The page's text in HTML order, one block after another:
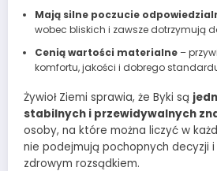
Mają silne poczucie
wobec bliskich i zawsze dotrzymują
Cenią wartości materialne–
komfortu, jakości i dobrego
Żywioł Ziemi sprawia, że Byki są
stabilnych i przewidywalnych
osoby, na które można liczyć w
nie podejmują pochopnych decyzji i
zdrowym rozsądkiem.